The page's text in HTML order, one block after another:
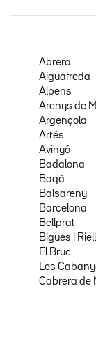
Abrera
Aiguafreda
Alpens
Arenys de
Argençola
Artés
Avinyó
Badalona
Bagà
Balsareny
Barcelona
Bellprat
Bigues i
El Bruc
Les
Cabrera de